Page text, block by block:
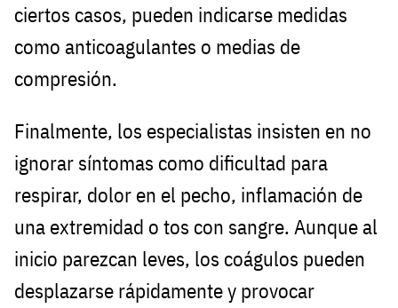
ciertos casos, pueden indicarse medidas
como anticoagulantes o medias de
compresión.
Finalmente, los especialistas insisten en no
ignorar síntomas como dificultad para
respirar, dolor en el pecho, inflamación de
una extremidad o tos con sangre. Aunque al
inicio parezcan leves, los coágulos pueden
desplazarse rápidamente y provocar